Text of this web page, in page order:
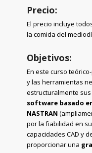
Precio:
El precio incluye
la comida del
Objetivos:
En este curso
y las herramientas
estructuralmente
software basado
NASTRAN
por la fiabilidad en
capacidades CAD y
proporcionar una